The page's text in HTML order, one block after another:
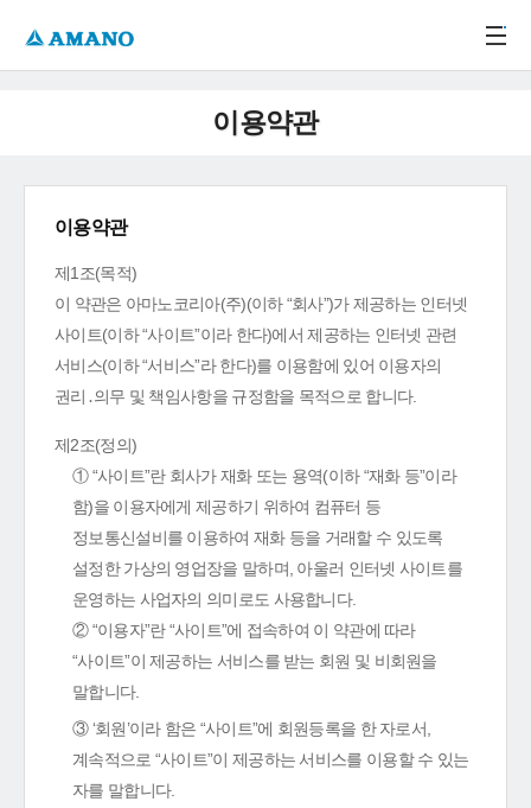
이용약관
이용약관
제1조(목적)
이 약관은 아마노코리아(주)(이하 “회사”)가 제공하는 인터넷
사이트(이하 “사이트”이라 한다)에서 제공하는 인터넷 관련
서비스(이하 “서비스”라 한다)를 이용함에 있어 이용자의
권리․의무 및 책임사항을 규정함을 목적으로 합니다.
제2조(정의)
① “사이트”란 회사가 재화 또는 용역(이하 “재화 등”이라
함)을 이용자에게 제공하기 위하여 컴퓨터 등
정보통신설비를 이용하여 재화 등을 거래할 수 있도록
설정한 가상의 영업장을 말하며, 아울러 인터넷 사이트를
운영하는 사업자의 의미로도 사용합니다.
② “이용자”란 “사이트”에 접속하여 이 약관에 따라
“사이트”이 제공하는 서비스를 받는 회원 및 비회원을
말합니다.
③ ‘회원’이라 함은 “사이트”에 회원등록을 한 자로서,
계속적으로 “사이트”이 제공하는 서비스를 이용할 수 있는
자를 말합니다.